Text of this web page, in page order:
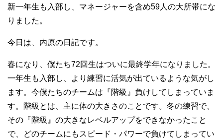
新一年生も入部し、マネージャーを含め59人の大所帯にな
りました。
今日は、内原の日記です。
春になり、僕たち72回生はついに最終学年になりました。
一年生も入部し、より練習に活気が出ているような気がし
ます。今僕たちのチームは『階級』負けしてしまっていま
す。階級とは、主に体の大きさのことです。冬の練習で、
その『階級』の大きなレベルアップをできなかったこと
で、どのチームにもスピード・パワーで負けてしまってい